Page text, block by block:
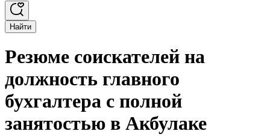
Найти
Резюме соискателей на
должность главного
бухгалтера с полной
занятостью в Акбулаке